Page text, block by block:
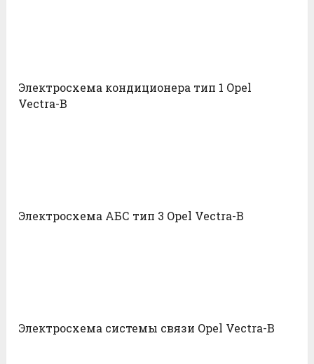
Электросхема кондиционера тип 1 Opel
Vectra-B
Электросхема АБС тип 3 Opel Vectra-B
Электросхема системы связи Opel Vectra-B